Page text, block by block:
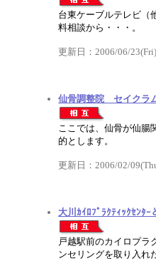
台東ケーブルテレビ（
料相談から・・・。
更新日：2006/06/
仙骨調整院 セイクラ
ここでは、仙骨が仙腸
的とします。
更新日：2006/02/
大川ｶｲﾛﾌﾟﾗｸﾃｨｯｸｾﾝﾀｰ
戸越駅前のカイロプラ
ンセリングを取り入れ